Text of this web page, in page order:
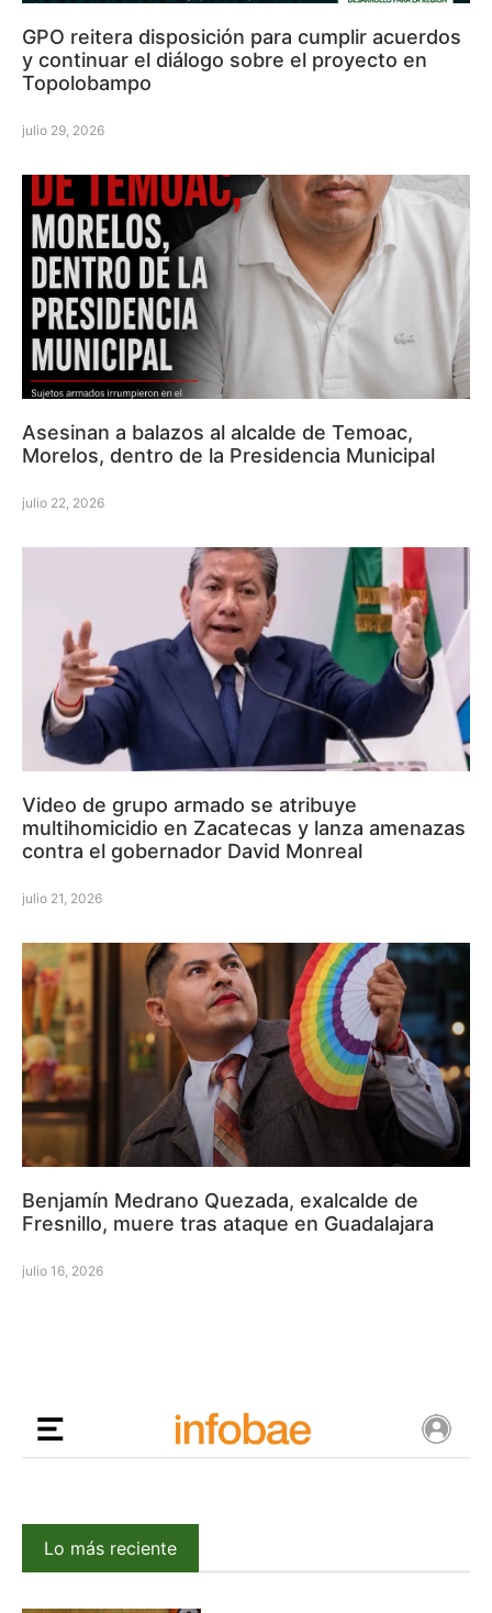
GPO reitera disposición para cumplir acuerdos
y continuar el diálogo sobre el proyecto en
Topolobampo
julio 29, 2026
Asesinan a balazos al alcalde de Temoac,
Morelos, dentro de la Presidencia Municipal
julio 22, 2026
Video de grupo armado se atribuye
multihomicidio en Zacatecas y lanza amenazas
contra el gobernador David Monreal
julio 21, 2026
Benjamín Medrano Quezada, exalcalde de
Fresnillo, muere tras ataque en Guadalajara
julio 16, 2026
Lo más reciente